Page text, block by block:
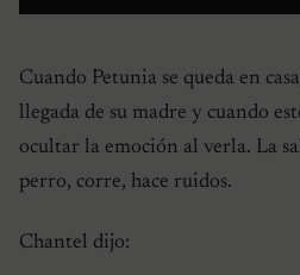
Cuando Petunia se queda en
llegada de su madre y cuando
ocultar la emoción al verla. La
perro, corre, hace ruidos.
Chantel dijo: